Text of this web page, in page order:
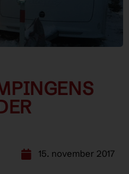
15. november 2017